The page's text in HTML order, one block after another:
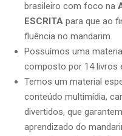
brasileiro com foco na
ESCRITA para que ao
fluência no mandarim.
Possuímos uma
composto por 14 livros
Temos um material
conteúdo multimídia,
divertidos, que
aprendizado do